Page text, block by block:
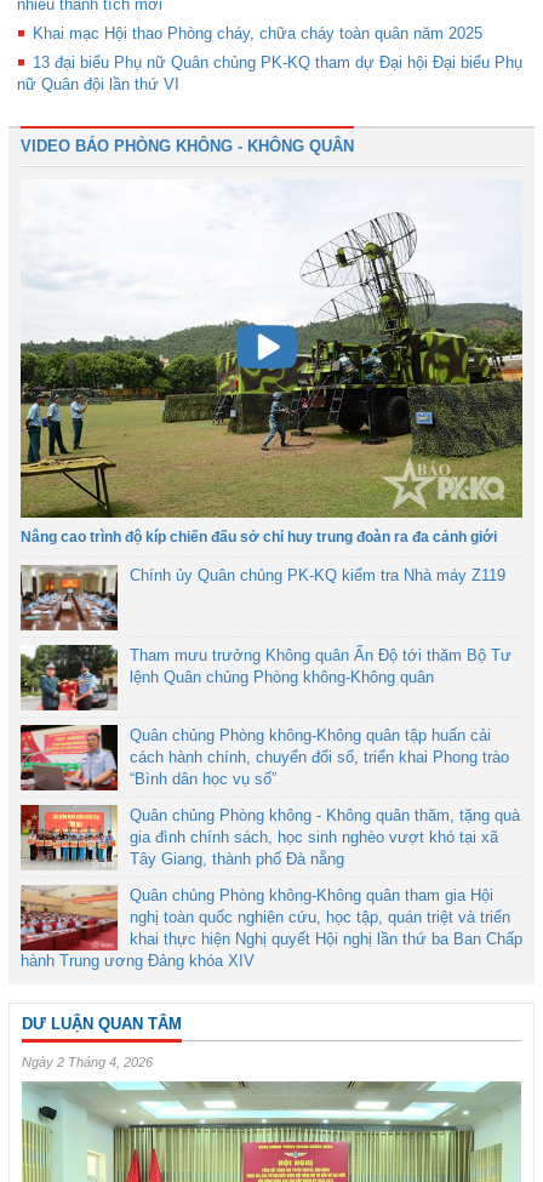
nhiều thành tích mới
Khai mạc Hội thao Phòng cháy, chữa cháy toàn quân năm 2025
13 đại biểu Phụ nữ Quân chủng PK-KQ tham dự Đại hội Đại biểu Phụ
nữ Quân đội lần thứ VI
VIDEO BÁO PHÒNG KHÔNG - KHÔNG QUÂN
Nâng cao trình độ kíp chiến đấu sở chỉ huy trung đoàn ra đa cảnh giới
Chính ủy Quân chủng PK-KQ kiểm tra Nhà máy Z119
Tham mưu trưởng Không quân Ấn Độ tới thăm Bộ Tư
lệnh Quân chủng Phòng không-Không quân
Quân chủng Phòng không-Không quân tập huấn cải
cách hành chính, chuyển đổi số, triển khai Phong trào
“Bình dân học vụ số”
Quân chủng Phòng không - Không quân thăm, tặng quà
gia đình chính sách, học sinh nghèo vượt khó tại xã
Tây Giang, thành phố Đà nẵng
Quân chủng Phòng không-Không quân tham gia Hội
nghị toàn quốc nghiên cứu, học tập, quán triệt và triển
khai thực hiện Nghị quyết Hội nghị lần thứ ba Ban Chấp
hành Trung ương Đảng khóa XIV
DƯ LUẬN QUAN TÂM
Ngày 2 Tháng 4, 2026